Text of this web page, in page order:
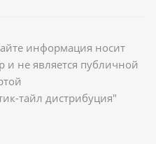
информация носит
не является публичной
тайл дистрибуция"